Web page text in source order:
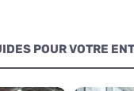
POUR VOTRE